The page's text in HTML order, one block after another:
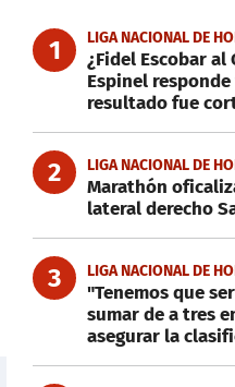
1 LIGA NACIONAL DE
¿Fidel Escobar al
Espinel
resultado fue
2 LIGA NACIONAL DE
Marathón
lateral derecho
3 LIGA NACIONAL DE
"Tenemos que
sumar de a tres
asegurar la